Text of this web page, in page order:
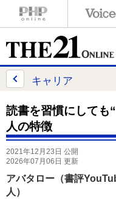
キャリア
読書を習慣にしても
人の特徴
2021年12月23日 公開
2026年07月06日 更新
アバタロー（書評
人）